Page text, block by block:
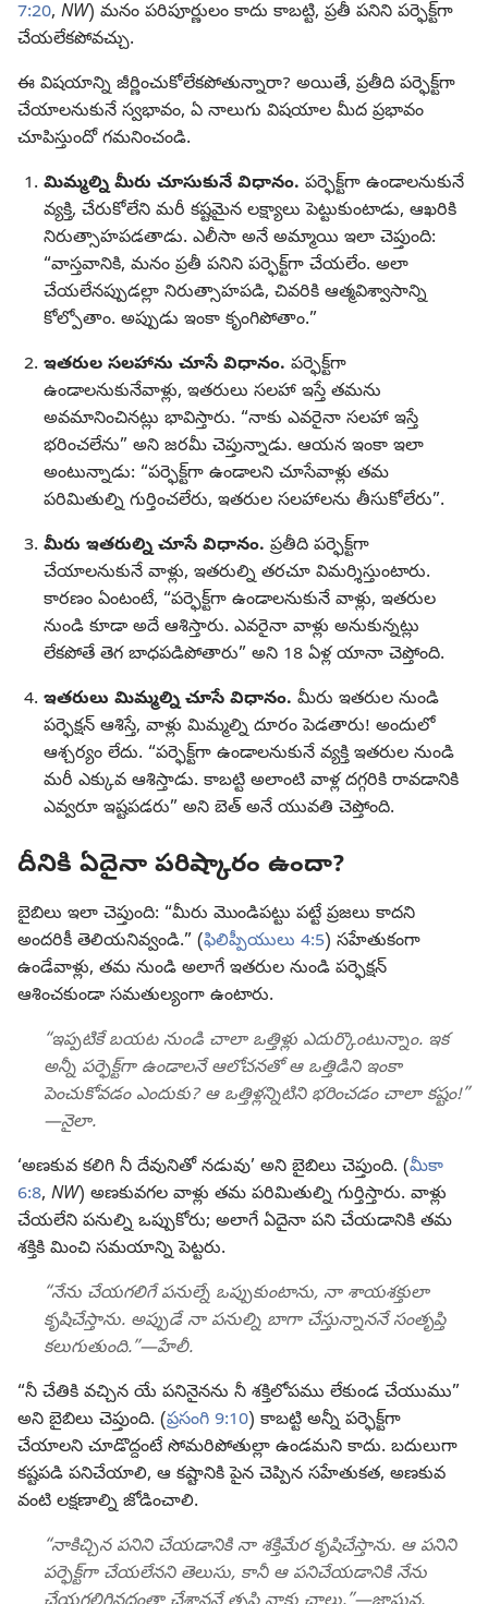
7:20, NW) మనం పరిపూర్ణులం కాదు కాబట్టి, ప్రతీ పనిని పర్ఫెక్ట్‌గా
చేయలేకపోవచ్చు.
ఈ విషయాన్ని జీర్ణించుకోలేకపోతున్నారా? అయితే, ప్రతీది పర్ఫెక్ట్‌గా
చేయాలనుకునే స్వభావం, ఏ నాలుగు విషయాల మీద ప్రభావం
చూపిస్తుందో గమనించండి.
మిమ్మల్ని మీరు చూసుకునే విధానం. పర్ఫెక్ట్‌గా ఉండాలనుకునే
వ్యక్తి, చేరుకోలేని మరీ కష్టమైన లక్ష్యాలు పెట్టుకుంటాడు, ఆఖరికి
నిరుత్సాహపడతాడు. ఎలీసా అనే అమ్మాయి ఇలా చెప్తుంది:
“వాస్తవానికి, మనం ప్రతీ పనిని పర్ఫెక్ట్‌గా చేయలేం. అలా
చేయలేనప్పుడల్లా నిరుత్సాహపడి, చివరికి ఆత్మవిశ్వాసాన్ని
కోల్పోతాం. అప్పుడు ఇంకా కృంగిపోతాం.”
ఇతరుల సలహాను చూసే విధానం. పర్ఫెక్ట్‌గా
ఉండాలనుకునేవాళ్లు, ఇతరులు సలహా ఇస్తే తమను
అవమానించినట్లు భావిస్తారు. “నాకు ఎవరైనా సలహా ఇస్తే
భరించలేను” అని జరమీ చెప్తున్నాడు. ఆయన ఇంకా ఇలా
అంటున్నాడు: “పర్ఫెక్ట్‌గా ఉండాలని చూసేవాళ్లు తమ
పరిమితుల్ని గుర్తించలేరు, ఇతరుల సలహాలను తీసుకోలేరు”.
మీరు ఇతరుల్ని చూసే విధానం. ప్రతీది పర్ఫెక్ట్‌గా
చేయాలనుకునే వాళ్లు, ఇతరుల్ని తరచూ విమర్శిస్తుంటారు.
కారణం ఏంటంటే, “పర్ఫెక్ట్‌గా ఉండాలనుకునే వాళ్లు, ఇతరుల
నుండి కూడా అదే ఆశిస్తారు. ఎవరైనా వాళ్లు అనుకున్నట్లు
లేకపోతే తెగ బాధపడిపోతారు” అని 18 ఏళ్ల యానా చెప్తోంది.
ఇతరులు మిమ్మల్ని చూసే విధానం. మీరు ఇతరుల నుండి
పర్ఫెక్షన్‌ ఆశిస్తే, వాళ్లు మిమ్మల్ని దూరం పెడతారు! అందులో
ఆశ్చర్యం లేదు. “పర్ఫెక్ట్‌గా ఉండాలనుకునే వ్యక్తి ఇతరుల నుండి
మరీ ఎక్కువ ఆశిస్తాడు. కాబట్టి అలాంటి వాళ్ల దగ్గరికి రావడానికి
ఎవ్వరూ ఇష్టపడరు” అని బెత్‌ అనే యువతి చెప్తోంది.
దీనికి ఏదైనా పరిష్కారం ఉందా?
బైబిలు ఇలా చెప్తుంది: “మీరు మొండిపట్టు పట్టే ప్రజలు కాదని
అందరికీ తెలియనివ్వండి.” (ఫిలిప్పీయులు 4:5) సహేతుకంగా
ఉండేవాళ్లు, తమ నుండి అలాగే ఇతరుల నుండి పర్ఫెక్షన్‌
ఆశించకుండా సమతుల్యంగా ఉంటారు.
“ఇప్పటికే బయట నుండి చాలా ఒత్తిళ్లు ఎదుర్కొంటున్నాం. ఇక
అన్నీ పర్ఫెక్ట్‌గా ఉండాలనే ఆలోచనతో ఆ ఒత్తిడిని ఇంకా
పెంచుకోవడం ఎందుకు? ఆ ఒత్తిళ్లన్నిటిని భరించడం చాలా కష్టం!”​
—నైలా.
‘అణకువ కలిగి నీ దేవునితో నడువు’ అని బైబిలు చెప్తుంది. (మీకా
6:8, NW) అణకువగల వాళ్లు తమ పరిమితుల్ని గుర్తిస్తారు. వాళ్లు
చేయలేని పనుల్ని ఒప్పుకోరు; అలాగే ఏదైనా పని చేయడానికి తమ
శక్తికి మించి సమయాన్ని పెట్టరు.
“నేను చేయగలిగే పనుల్నే ఒప్పుకుంటాను, నా శాయశక్తులా
కృషిచేస్తాను. అప్పుడే నా పనుల్ని బాగా చేస్తున్నాననే సంతృప్తి
కలుగుతుంది.”​—హేలీ.
“నీ చేతికి వచ్చిన యే పనినైనను నీ శక్తిలోపము లేకుండ చేయుము”
అని బైబిలు చెప్తుంది. (ప్రసంగి 9:10) కాబట్టి అన్నీ పర్ఫెక్ట్‌గా
చేయాలని చూడొద్దంటే సోమరిపోతుల్లా ఉండమని కాదు. బదులుగా
కష్టపడి పనిచేయాలి, ఆ కష్టానికి పైన చెప్పిన సహేతుకత, అణకువ
వంటి లక్షణాల్ని జోడించాలి.
“నాకిచ్చిన పనిని చేయడానికి నా శక్తిమేర కృషిచేస్తాను. ఆ పనిని
పర్ఫెక్ట్‌గా చేయలేనని తెలుసు, కానీ ఆ పనిచేయడానికి నేను